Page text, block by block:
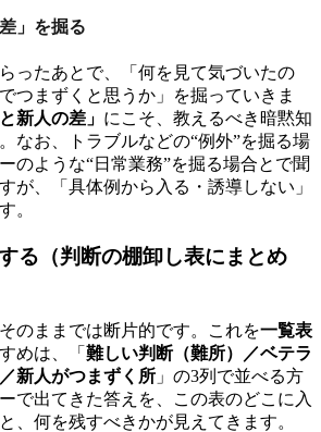
」を掘る
ったあとで、「何を見て気づいたの
つまずくと思うか」を掘っていきま
新人の差」 にこそ、教えるべき暗黙知
なお、トラブルなどの“例外”を掘る場
のような“日常業務”を掘る場合とで聞
が、「具体例から入る・誘導しない」
。
る（判断の棚卸し表にまとめ
のままでは断片的です。これを一覧表
めは、「 難しい判断（難所）／ベテラ
新人がつまずく所 」の3列で並べる方
で出てきた答えを、この表のどこに入
、何を残すべきかが見えてきます。